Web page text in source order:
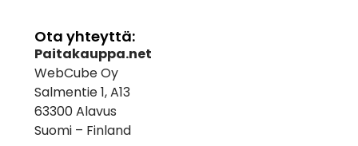
Ota yhteyttä:
Paitakauppa.net
WebCube Oy
Salmentie 1, A13
63300 Alavus
Suomi – Finland